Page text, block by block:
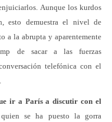
Aunque los kurdos
esto demuestra el nivel de
a la abrupta y aparentemente
de sacar a las fuerzas
telefónica con el
ir a París a discutir con el
se ha puesto la gorra